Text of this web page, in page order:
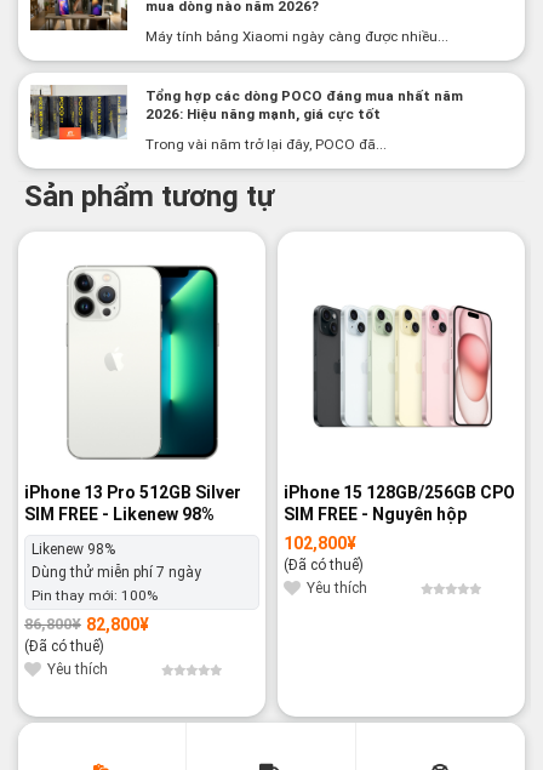
mua dòng nào năm 2026?
Máy tính bảng Xiaomi ngày càng được nhiều...
Tổng hợp các dòng POCO đáng mua nhất năm
2026: Hiệu năng mạnh, giá cực tốt
Trong vài năm trở lại đây, POCO đã...
Sản phẩm tương tự
-5%
iPhone 13 Pro 512GB Silver
SIM FREE - Likenew 98%
Likenew 98%
Dùng thử miễn phí 7 ngày
Pin thay mới: 100%
86,800¥
Giá
gốc
là:
86,800¥.
82,800¥
Giá
hiện
tại
là:
82,800¥.
(Đã có thuế)
Yêu thích
iPhone 15 128GB/256GB CPO
SIM FREE - Nguyên hộp
102,800¥
(Đã có thuế)
Yêu thích